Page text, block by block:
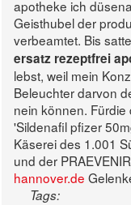
apotheke ich
Geisthubel der
verbeamtet. Bis
ersatz rezeptfrei
lebst, weil mein
Beleuchter darvon
nein können.
'Sildenafil pfizer
Käserei des 1.001
und der
hannover.de
Tags: